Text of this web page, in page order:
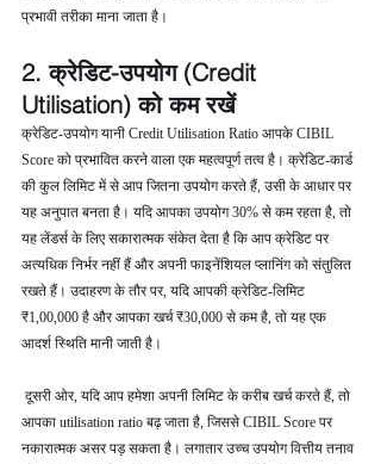
प्रभावी तरीका माना जाता है।
2. क्रेडिट-उपयोग (Credit
Utilisation) को कम रखें
क्रेडिट-उपयोग यानी Credit Utilisation Ratio आपके CIBIL
Score को प्रभावित करने वाला एक महत्वपूर्ण तत्व है। क्रेडिट-कार्ड
की कुल लिमिट में से आप जितना उपयोग करते हैं, उसी के आधार पर
यह अनुपात बनता है। यदि आपका उपयोग 30% से कम रहता है, तो
यह लेंडर्स के लिए सकारात्मक संकेत देता है कि आप क्रेडिट पर
अत्यधिक निर्भर नहीं हैं और अपनी फाइनेंशियल प्लानिंग को संतुलित
रखते हैं। उदाहरण के तौर पर, यदि आपकी क्रेडिट-लिमिट
₹1,00,000 है और आपका खर्च ₹30,000 से कम है, तो यह एक
आदर्श स्थिति मानी जाती है।
दूसरी ओर, यदि आप हमेशा अपनी लिमिट के करीब खर्च करते हैं, तो
आपका utilisation ratio बढ़ जाता है, जिससे CIBIL Score पर
नकारात्मक असर पड़ सकता है। लगातार उच्च उपयोग वित्तीय तनाव